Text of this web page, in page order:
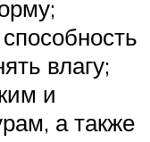
влагу;
и
а также